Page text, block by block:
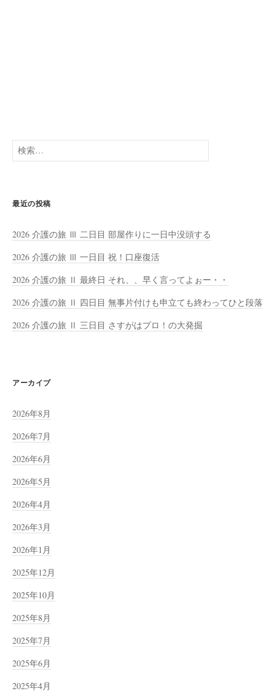
検
索:
最近の投稿
2026 介護の旅 Ⅲ 二日目 部屋作りに一日中没頭する
2026 介護の旅 Ⅲ 一日目 祝！口座復活
2026 介護の旅 Ⅱ 最終日 それ、、早く言ってよぉー・・
2026 介護の旅 Ⅱ 四日目 無事片付けも申立ても終わってひと段落
2026 介護の旅 Ⅱ 三日目 さすがはプロ！の大発掘
アーカイブ
2026年8月
2026年7月
2026年6月
2026年5月
2026年4月
2026年3月
2026年1月
2025年12月
2025年10月
2025年8月
2025年7月
2025年6月
2025年4月